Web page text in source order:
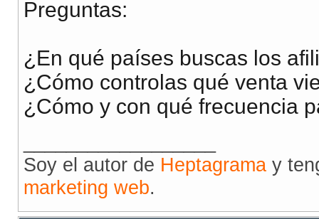
Preguntas:
¿En qué países buscas los
¿Cómo controlas qué venta
¿Cómo y con qué frecuencia
Soy el autor de Heptagrama y
marketing web.